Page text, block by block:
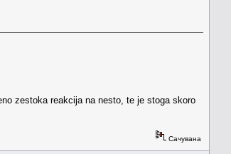
zestoka reakcija na nesto, te je stoga skoro
Сачувана